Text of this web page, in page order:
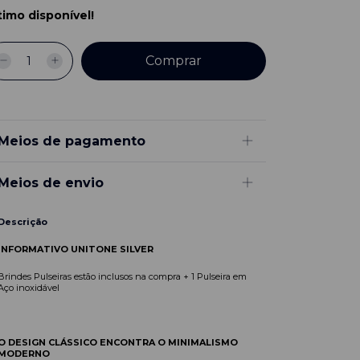
disponível!
de pagamento
de envio
UNITONE SILVER
Pulseiras estão inclusos na compra + 1 Pulseira em
inoxidável
DESIGN CLÁSSICO ENCONTRA O MINIMALISMO